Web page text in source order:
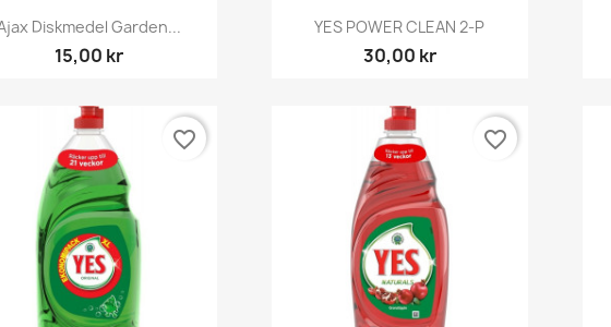
Snabbvy
Diskmedel Garden...
15,00 kr
Snabbvy
YES POWER CLEAN 2-P
30,00 kr
favorite_border favorite_border